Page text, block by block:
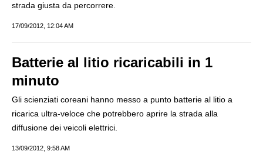
strada giusta da percorrere.
17/09/2012, 12:04 AM
Batterie al litio ricaricabili in 1
minuto
Gli scienziati coreani hanno messo a punto batterie al litio a
ricarica ultra-veloce che potrebbero aprire la strada alla
diffusione dei veicoli elettrici.
13/09/2012, 9:58 AM